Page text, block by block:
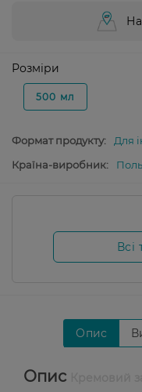
Розміри
500 мл
Формат продукту:
Для
Країна-виробник:
Опис
Опис